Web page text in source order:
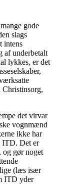
gode
slags
intens
af underbetalt
lykkes, er det
Christinsorg,
det virvar
vognmænd
ikke har
ITD. Det er
og gør noget
(læs især
ITD yder